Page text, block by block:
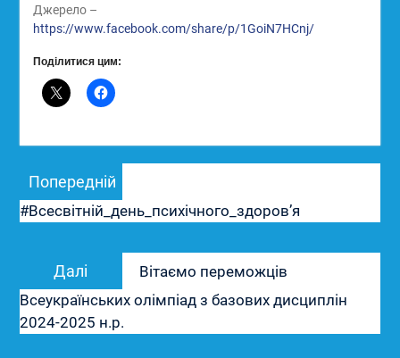
Джерело –
https://www.facebook.com/share/p/1GoiN7HCnj/
Поділитися цим:
записів
Попередній
#Всесвітній_день_психічного_здоровʼя
Далі
Наступний
запис:
Вітаємо переможців
Всеукраїнських олімпіад з базових дисциплін
2024-2025 н.р.